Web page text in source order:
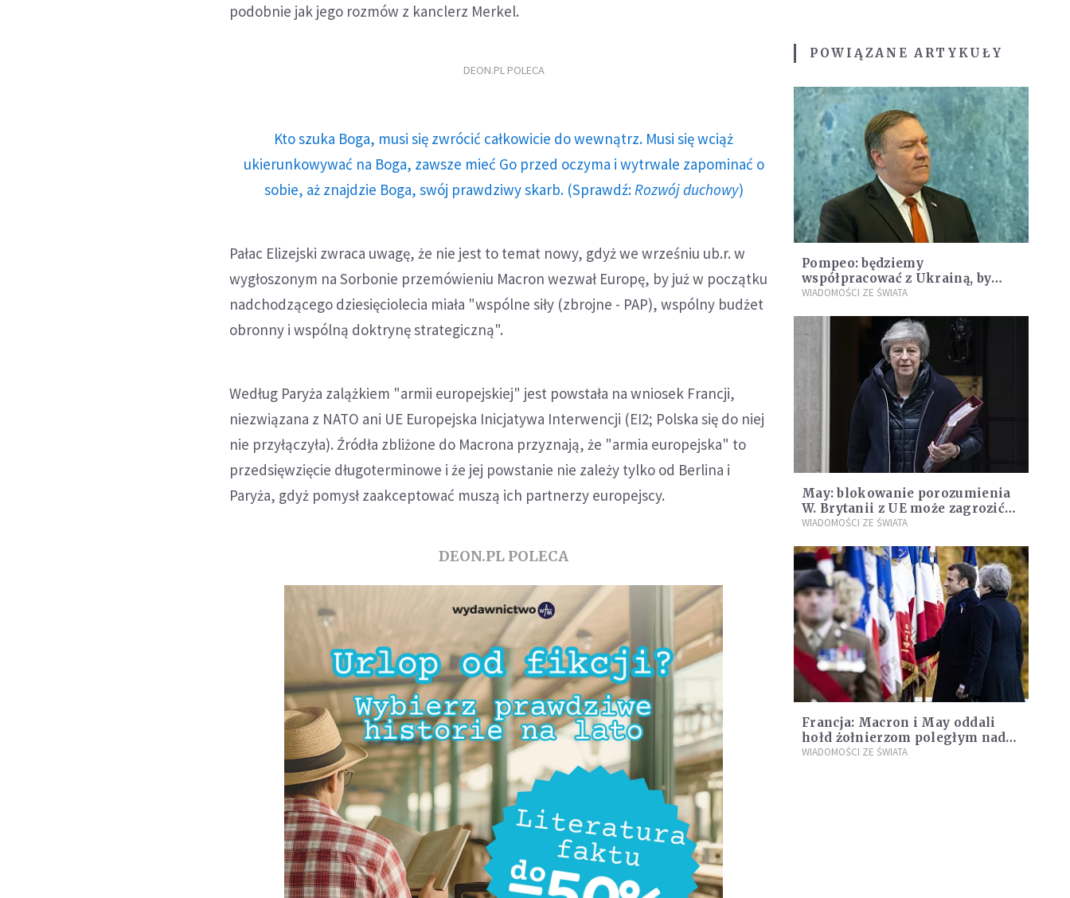
podobnie jak jego rozmów z kanclerz Merkel.
DEON.PL POLECA
Kto szuka Boga, musi się zwrócić całkowicie do wewnątrz. Musi się wciąż
ukierunkowywać na Boga, zawsze mieć Go przed oczyma i wytrwale zapominać o
sobie, aż znajdzie Boga, swój prawdziwy skarb. (Sprawdź: Rozwój duchowy)
Pałac Elizejski zwraca uwagę, że nie jest to temat nowy, gdyż we wrześniu ub.r. w
wygłoszonym na Sorbonie przemówieniu Macron wezwał Europę, by już w początku
nadchodzącego dziesięciolecia miała "wspólne siły (zbrojne - PAP), wspólny budżet
obronny i wspólną doktrynę strategiczną".
Według Paryża zalążkiem "armii europejskiej" jest powstała na wniosek Francji,
niezwiązana z NATO ani UE Europejska Inicjatywa Interwencji (EI2; Polska się do niej
nie przyłączyła). Źródła zbliżone do Macrona przyznają, że "armia europejska" to
przedsięwzięcie długoterminowe i że jej powstanie nie zależy tylko od Berlina i
Paryża, gdyż pomysł zaakceptować muszą ich partnerzy europejscy.
DEON.PL POLECA
POWIĄZANE ARTYKUŁY
Pompeo: będziemy
współpracować z Ukrainą, by
zablokować Nord Stream 2
WIADOMOŚCI ZE ŚWIATA
May: blokowanie porozumienia
W. Brytanii z UE może zagrozić
Brexitowi
WIADOMOŚCI ZE ŚWIATA
Francja: Macron i May oddali
hołd żołnierzom poległym nad
Sommą
WIADOMOŚCI ZE ŚWIATA